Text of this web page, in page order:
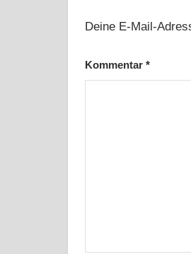
Deine E-Mail-
Kommentar *